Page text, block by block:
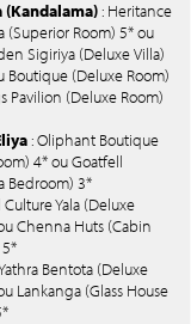
(Kandalama): Heritance
(Superior Room) 5* ou
Sigiriya (Deluxe Villa)
Boutique (Deluxe Room)
Pavilion (Deluxe Room)
: Oliphant Boutique
4* ou Goatfell
Bedroom) 3*
Culture Yala (Deluxe
Chenna Huts (Cabin
Bentota (Deluxe
Lankanga (Glass House